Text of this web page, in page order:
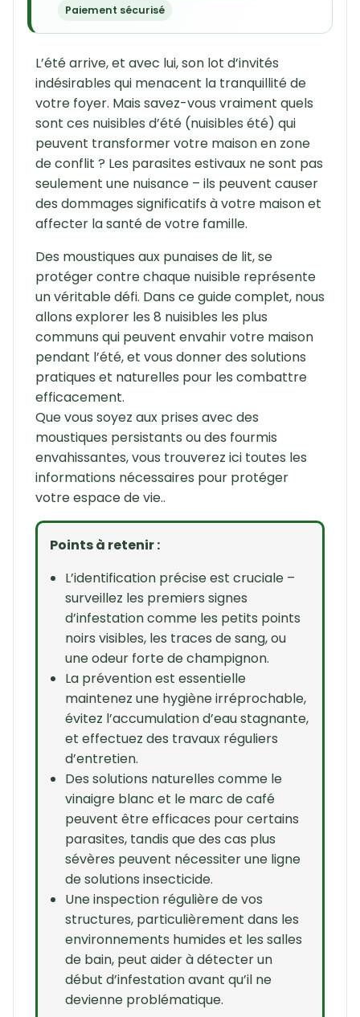
Paiement sécurisé
L’été arrive, et avec lui, son lot d’invités
indésirables qui menacent la tranquillité de
votre foyer. Mais savez-vous vraiment quels
sont ces nuisibles d’été (nuisibles été) qui
peuvent transformer votre maison en zone
de conflit ? Les parasites estivaux ne sont pas
seulement une nuisance – ils peuvent causer
des dommages significatifs à votre maison et
affecter la santé de votre famille.
Des moustiques aux punaises de lit, se
protéger contre chaque nuisible représente
un véritable défi. Dans ce guide complet, nous
allons explorer les 8 nuisibles les plus
communs qui peuvent envahir votre maison
pendant l’été, et vous donner des solutions
pratiques et naturelles pour les combattre
efficacement.
Que vous soyez aux prises avec des
moustiques persistants ou des fourmis
envahissantes, vous trouverez ici toutes les
informations nécessaires pour protéger
votre espace de vie..
Points à retenir :
L’identification précise est cruciale –
surveillez les premiers signes
d’infestation comme les petits points
noirs visibles, les traces de sang, ou
une odeur forte de champignon.
La prévention est essentielle
maintenez une hygiène irréprochable,
évitez l’accumulation d’eau stagnante,
et effectuez des travaux réguliers
d’entretien.
Des solutions naturelles comme le
vinaigre blanc et le marc de café
peuvent être efficaces pour certains
parasites, tandis que des cas plus
sévères peuvent nécessiter une ligne
de solutions insecticide.
Une inspection régulière de vos
structures, particulièrement dans les
environnements humides et les salles
de bain, peut aider à détecter un
début d’infestation avant qu’il ne
devienne problématique.